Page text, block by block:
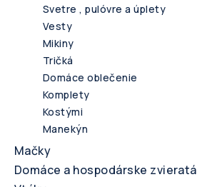
Svetre , pulóvre a úplety
Vesty
Mikiny
Tričká
Domáce oblečenie
Komplety
Kostými
Manekýn
Mačky
Domáce a hospodárske zvieratá